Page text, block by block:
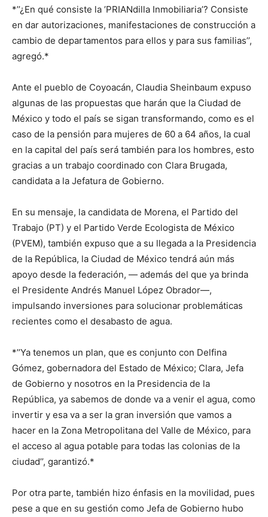
*’’¿En qué consiste la ’PRIANdilla Inmobiliaria’? Consiste
en dar autorizaciones, manifestaciones de construcción a
cambio de departamentos para ellos y para sus familias’’,
agregó.*
Ante el pueblo de Coyoacán, Claudia Sheinbaum expuso
algunas de las propuestas que harán que la Ciudad de
México y todo el país se sigan transformando, como es el
caso de la pensión para mujeres de 60 a 64 años, la cual
en la capital del país será también para los hombres, esto
gracias a un trabajo coordinado con Clara Brugada,
candidata a la Jefatura de Gobierno.
En su mensaje, la candidata de Morena, el Partido del
Trabajo (PT) y el Partido Verde Ecologista de México
(PVEM), también expuso que a su llegada a la Presidencia
de la República, la Ciudad de México tendrá aún más
apoyo desde la federación, — además del que ya brinda
el Presidente Andrés Manuel López Obrador—,
impulsando inversiones para solucionar problemáticas
recientes como el desabasto de agua.
*’’Ya tenemos un plan, que es conjunto con Delfina
Gómez, gobernadora del Estado de México; Clara, Jefa
de Gobierno y nosotros en la Presidencia de la
República, ya sabemos de donde va a venir el agua, como
invertir y esa va a ser la gran inversión que vamos a
hacer en la Zona Metropolitana del Valle de México, para
el acceso al agua potable para todas las colonias de la
ciudad’’, garantizó.*
Por otra parte, también hizo énfasis en la movilidad, pues
pese a que en su gestión como Jefa de Gobierno hubo